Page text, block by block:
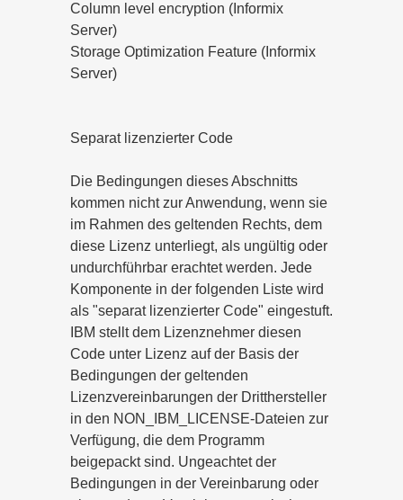
Column level encryption (Informix
Server)
Storage Optimization Feature (Informix
Server)
Separat lizenzierter Code
Die Bedingungen dieses Abschnitts
kommen nicht zur Anwendung, wenn sie
im Rahmen des geltenden Rechts, dem
diese Lizenz unterliegt, als ungültig oder
undurchführbar erachtet werden. Jede
Komponente in der folgenden Liste wird
als "separat lizenzierter Code" eingestuft.
IBM stellt dem Lizenznehmer diesen
Code unter Lizenz auf der Basis der
Bedingungen der geltenden
Lizenzvereinbarungen der Dritthersteller
in den NON_IBM_LICENSE-Dateien zur
Verfügung, die dem Programm
beigepackt sind. Ungeachtet der
Bedingungen in der Vereinbarung oder